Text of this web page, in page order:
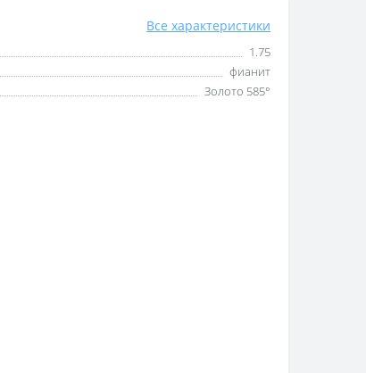
Все характеристики
1.75
фианит
Золото 585°